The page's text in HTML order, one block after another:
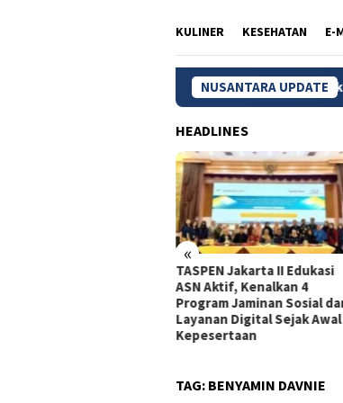
KULINER KESEHATAN E-
NUSANTARA UPDATE
Kebakaran Bromo
HEADLINES
«
TASPEN Jakarta II Edukasi
ASN Aktif, Kenalkan 4
Program Jaminan Sosial
Layanan Digital Sejak Awal
Kepesertaan
TAG: BENYAMIN DAVNIE